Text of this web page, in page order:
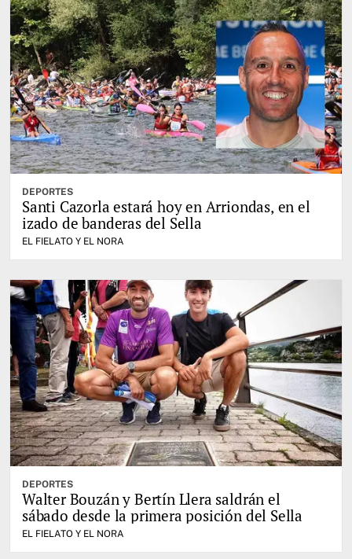
DEPORTES
Santi Cazorla estará hoy en Arriondas, en el
izado de banderas del Sella
EL FIELATO Y EL NORA
DEPORTES
Walter Bouzán y Bertín Llera saldrán el
sábado desde la primera posición del Sella
EL FIELATO Y EL NORA